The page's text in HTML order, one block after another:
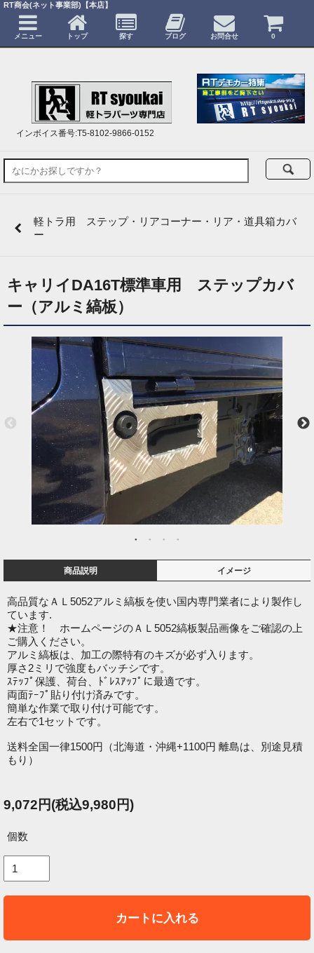
インボイス番号:T5-8102-9866-0152
軽トラ用 ステップ・リアコーナー・リア・道具箱カバ
ー
キャリイDA16T標準車用 ステップカバ
ー（アルミ縞板）
商品説明 イメージ
高品質なＡＬ5052アルミ縞板を使い国内専門業者により製作し
ています.
★注意！ ホームページのＡＬ5052縞板製品画像をご確認の上
ご購入ください。
アルミ縞板は、加工の際特有のキズが必ず入ります。
厚さ2ミリで強度もバッチシです。
ｽﾃｯﾌﾟ保護、荷台、ﾄﾞﾚｽｱｯﾌﾟに最適です。
両面ﾃｰﾌﾟ貼り付け済みです。
簡単な作業で取り付け可能です。
左右で1セットです。
送料全国一律1500円（北海道・沖縄+1100円 離島は、別途見積
もり）
9,072円(税込9,980円)
個数
カートに入れる
RT商会(ネット事業部)【本店】
メニュー トップ 探す ブログ お問合せ 0